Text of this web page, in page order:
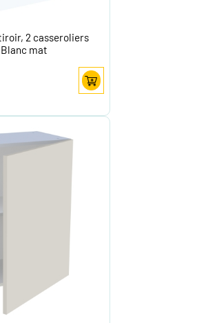
2 casseroliers
Blanc mat